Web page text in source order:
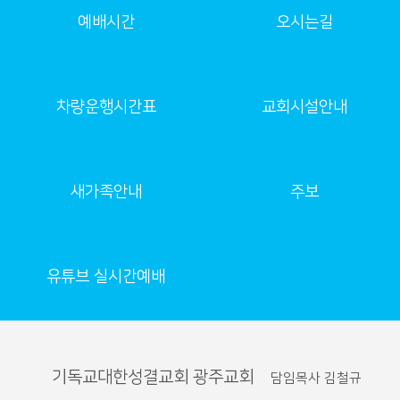
예배시간 오시는길
차량운행시간표 교회시설안내
새가족안내 주보
유튜브 실시간예배
기독교대한성결교회 광주교회 담임목사 김철규